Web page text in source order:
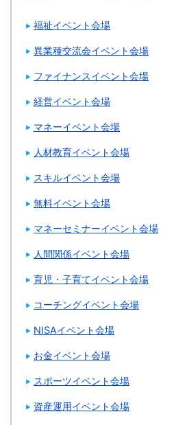
福祉イベント会場
異業種交流会イベント会場
ファイナンスイベント会場
経営イベント会場
マネーイベント会場
人材教育イベント会場
スキルイベント会場
無料イベント会場
マネーセミナーイベント会場
人間関係イベント会場
育児・子育てイベント会場
コーチングイベント会場
NISAイベント会場
お金イベント会場
スポーツイベント会場
資産運用イベント会場